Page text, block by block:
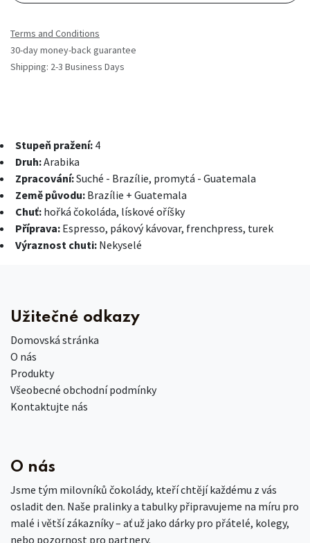
Terms and Conditions
30-day money-back guarantee
Shipping: 2-3 Business Days
Stupeň pražení: 4
Druh:Arabika
Zpracování:Suché - Brazílie, promytá - Guatemala
Země původu: Brazílie + Guatemala
Chuť: hořká čokoláda, lískové oříšky
Příprava: Espresso, pákový kávovar, frenchpress, turek
Výraznost chuti: Nekyselé
Užitečné odkazy
Domovská stránka
O nás
Produkty
Všeobecné obchodní podmínky
Kontaktujte nás
O nás
Jsme tým milovníků čokolády, kteří chtějí každému z vás
osladit den. Naše pralinky a tabulky připravujeme na míru pro
malé i větší zákazníky – ať už jako dárky pro přátelé, kolegy,
nebo pozornost pro partnery.